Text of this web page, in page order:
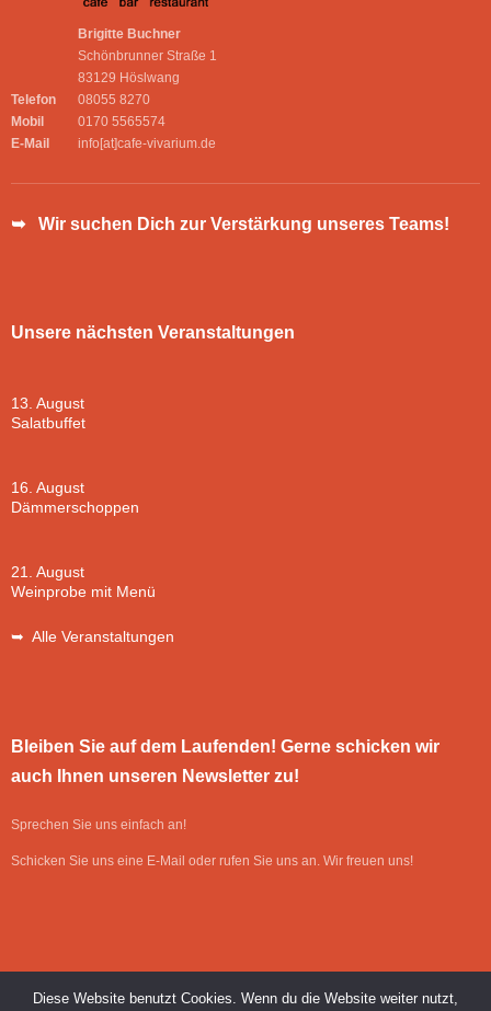
Brigitte Buchner
Schönbrunner Straße 1
83129 Höslwang
Telefon
08055 8270
Mobil
0170 5565574
E-Mail
info[at]cafe-vivarium.de
➥ Wir suchen Dich zur Verstärkung unseres Teams!
Unsere nächsten Veranstaltungen
13. August
Salatbuffet
16. August
Dämmerschoppen
21. August
Weinprobe mit Menü
➥ Alle Veranstaltungen
Bleiben Sie auf dem Laufenden! Gerne schicken wir
auch Ihnen unseren Newsletter zu!
Sprechen Sie uns einfach an!
Schicken Sie uns eine E-Mail oder rufen Sie uns an. Wir freuen uns!
Diese Website benutzt Cookies. Wenn du die Website weiter nutzt,